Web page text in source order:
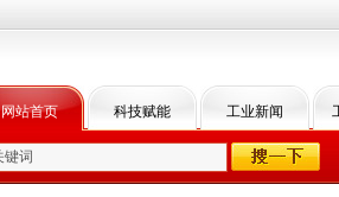
网站首页 科技赋能 工业新闻